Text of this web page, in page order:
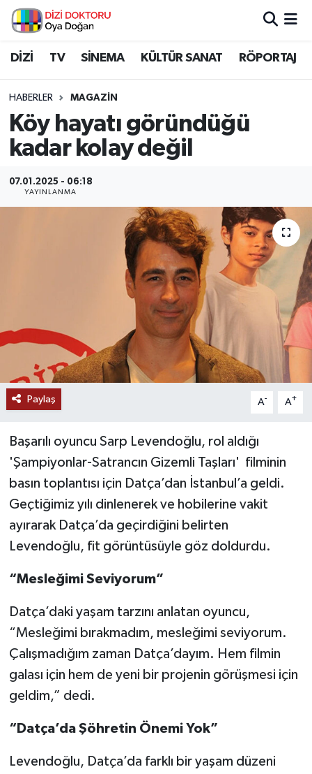
DİZİ TV SİNEMA KÜLTÜR SANAT RÖPORTAJ
HABERLER MAGAZİN
Köy hayatı göründüğü
kadar kolay değil
07.01.2025 - 06:18
YAYINLANMA
Paylaş A- A+
Başarılı oyuncu Sarp Levendoğlu, rol aldığı
'Şampiyonlar-Satrancın Gizemli Taşları' filminin
basın toplantısı için Datça’dan İstanbul’a geldi.
Geçtiğimiz yılı dinlenerek ve hobilerine vakit
ayırarak Datça’da geçirdiğini belirten
Levendoğlu, fit görüntüsüyle göz doldurdu.
“Mesleğimi Seviyorum”
Datça’daki yaşam tarzını anlatan oyuncu,
“Mesleğimi bırakmadım, mesleğimi seviyorum.
Çalışmadığım zaman Datça’dayım. Hem filmin
galası için hem de yeni bir projenin görüşmesi için
geldim,” dedi.
“Datça’da Şöhretin Önemi Yok”
Levendoğlu, Datça’da farklı bir yaşam düzeni
İstanbul Nöbetçi Eczaneler
İstanbul Namaz Vakitleri
İstanbul Trafik Yoğunluk Haritası
Süper Lig Puan Durumu ve Fikstür
Son Dakika Haberleri